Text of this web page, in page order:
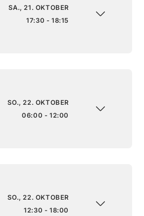
SA., 21. OKTOBER
17:30 - 18:15
SO., 22. OKTOBER
06:00 - 12:00
SO., 22. OKTOBER
12:30 - 18:00